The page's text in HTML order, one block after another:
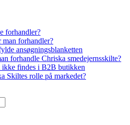
forhandler?
forhandler?
ansøgningsblanketten
forhandle Chriska smedejernsskilte?
findes i B2B butikken
Skiltes rolle på markedet?